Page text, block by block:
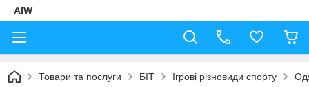
AIW
Товари та послуги БІТ Ігрові різновиди спорту